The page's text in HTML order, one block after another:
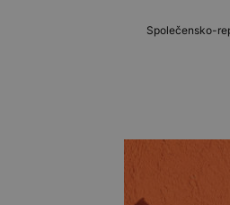
Společensko-